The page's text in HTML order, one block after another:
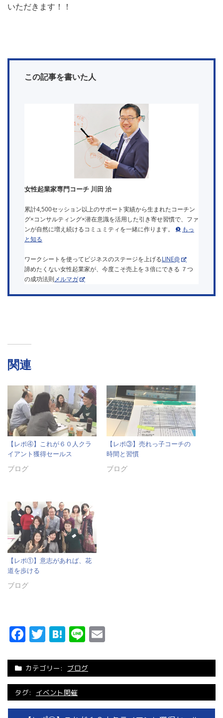
いただきます！！
この記事を書いた人
女性起業家専門コーチ 川田 治
累計4,500セッション以上のサポート実績から生まれたコーチン
グ×コンサルティング×潜在意識を活用した引き寄せ習慣で、ファ
ンが自然に増え続けるコミュミティを一緒に作ります。
もっ
と知る
ワークシートを使ってビジネスのステージを上げるLINE@
諦めたくない女性起業家が、今度こそ売上を３倍にできる ７つ
の成功法則メルマガ
関連
【レポ④】これが６０人クラ
イアント獲得セールス
ブログ
【レポ③】売れっ子コーチの
時間と習慣
ブログ
【レポ①】意志があれば、花
道を歩ける
ブログ
Facebook
Twitter
Hatena
Line
カテゴリー: ブログ
タグ: イベント開催